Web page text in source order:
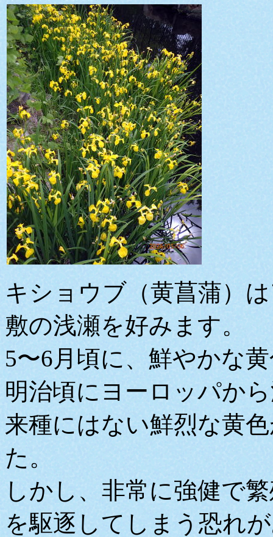
キショウブ（黄菖蒲）
敷の浅瀬を好みます。
5〜6月頃に、鮮やかな
明治頃にヨーロッパか
来種にはない鮮烈な黄
た。
しかし、非常に強健で
を駆逐してしまう恐れ